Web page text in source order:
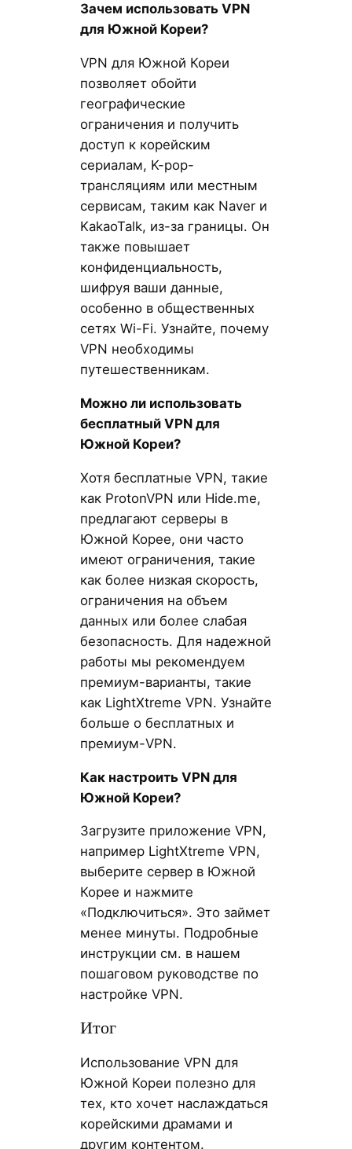
Зачем использовать VPN
для Южной Кореи?
VPN для Южной Кореи
позволяет обойти
географические
ограничения и получить
доступ к корейским
сериалам, K-pop-
трансляциям или местным
сервисам, таким как Naver и
KakaoTalk, из-за границы. Он
также повышает
конфиденциальность,
шифруя ваши данные,
особенно в общественных
сетях Wi-Fi. Узнайте, почему
VPN необходимы
путешественникам.
Можно ли использовать
бесплатный VPN для
Южной Кореи?
Хотя бесплатные VPN, такие
как ProtonVPN или Hide.me,
предлагают серверы в
Южной Корее, они часто
имеют ограничения, такие
как более низкая скорость,
ограничения на объем
данных или более слабая
безопасность. Для надежной
работы мы рекомендуем
премиум-варианты, такие
как LightXtreme VPN. Узнайте
больше о бесплатных и
премиум-VPN.
Как настроить VPN для
Южной Кореи?
Загрузите приложение VPN,
например LightXtreme VPN,
выберите сервер в Южной
Корее и нажмите
«Подключиться». Это займет
менее минуты. Подробные
инструкции см. в нашем
пошаговом руководстве по
настройке VPN.
Итог
Использование VPN для
Южной Кореи полезно для
тех, кто хочет наслаждаться
корейскими драмами и
другим контентом.